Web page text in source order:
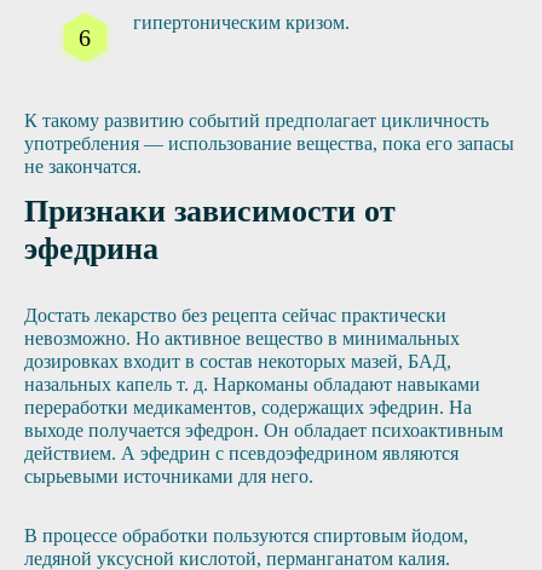
гипертоническим кризом.
К такому развитию событий предполагает цикличность
употребления — использование вещества, пока его запасы
не закончатся.
Признаки зависимости от
эфедрина
Достать лекарство без рецепта сейчас практически
невозможно. Но активное вещество в минимальных
дозировках входит в состав некоторых мазей, БАД,
назальных капель т. д. Наркоманы обладают навыками
переработки медикаментов, содержащих эфедрин. На
выходе получается эфедрон. Он обладает психоактивным
действием. А эфедрин с псевдоэфедрином являются
сырьевыми источниками для него.
В процессе обработки пользуются спиртовым йодом,
ледяной уксусной кислотой, перманганатом калия.